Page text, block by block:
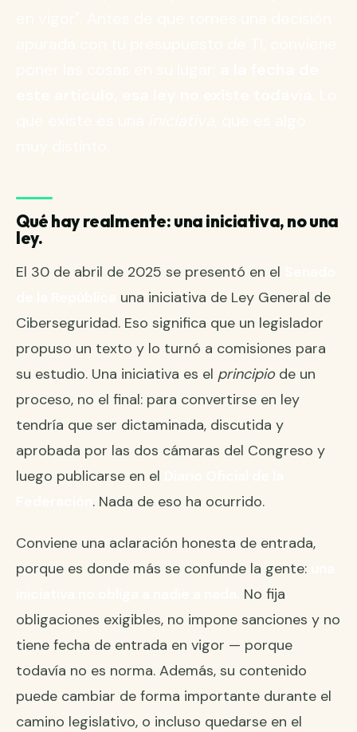
Qué hay realmente: una iniciativa, no una
ley.
El 30 de abril de 2025 se presentó en el
una iniciativa de Ley General de
Ciberseguridad. Eso significa que un legislador
propuso un texto y lo turnó a comisiones para
su estudio. Una iniciativa es el principio de un
proceso, no el final: para convertirse en ley
tendría que ser dictaminada, discutida y
aprobada por las dos cámaras del Congreso y
luego publicarse en el
. Nada de eso ha ocurrido.
Conviene una aclaración honesta de entrada,
porque es donde más se confunde la gente:
No fija
obligaciones exigibles, no impone sanciones y no
tiene fecha de entrada en vigor — porque
todavía no es norma. Además, su contenido
puede cambiar de forma importante durante el
camino legislativo, o incluso quedarse en el